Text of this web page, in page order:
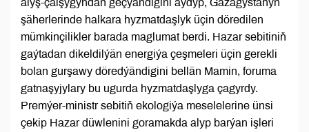
şäherlerinde halkara hyzmatdaşlyk üçin döredilen
mümkinçilikler barada maglumat berdi. Hazar sebitiniň
gaýtadan dikeldilýän energiýa çeşmeleri üçin gerekli
bolan gurşawy döredýändigini bellän Mamin, foruma
gatnaşyjylary bu ugurda hyzmatdaşlyga çagyrdy.
Premýer-ministr sebitiň ekologiýa meselelerine ünsi
çekip Hazar düwlenini goramakda alyp barýan işleri